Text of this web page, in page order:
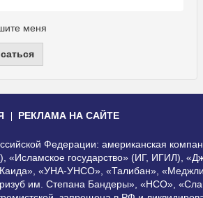
меня
РЕКЛАМА НА САЙТЕ
Федерации: американская
«Исламское государство» (ИГ, ИГИЛ),
«УНА-УНСО», «Талибан»,
им. Степана Бандеры», «НСО»,